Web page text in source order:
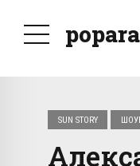
SUN STORY